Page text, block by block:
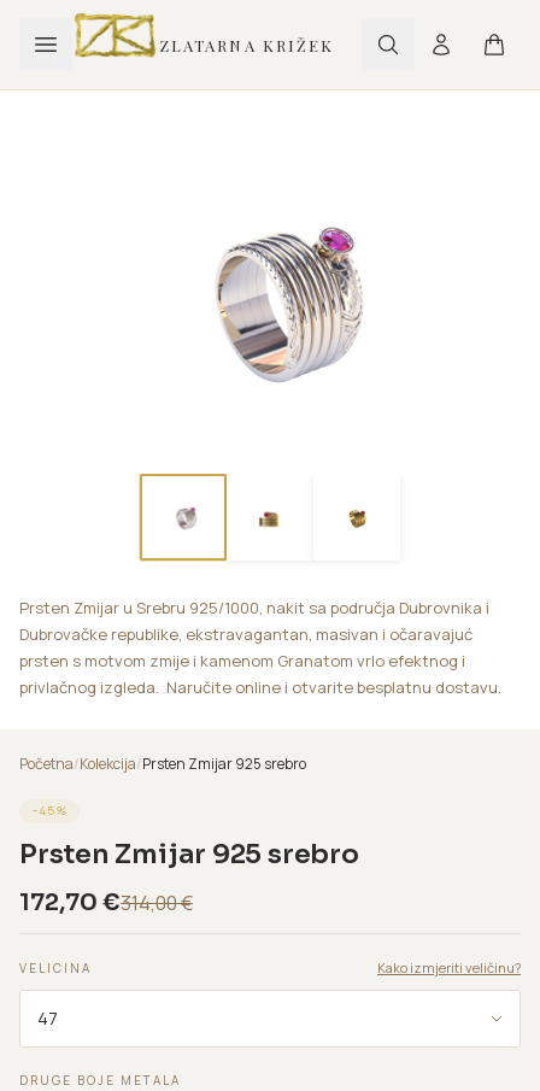
ZLATARNA KRIŽEK
Prsten Zmijar u Srebru 925/1000, nakit sa područja Dubrovnika i
Dubrovačke republike, ekstravagantan, masivan i očaravajuć
prsten s motvom zmije i kamenom Granatom vrlo efektnog i
privlačnog izgleda. Naručite online i otvarite besplatnu dostavu.
Početna/Kolekcija/Prsten Zmijar 925 srebro
−45%
Prsten Zmijar 925 srebro
172,70 €314,00€
VELICINA Kako izmjeriti veličinu?
DRUGE BOJE METALA